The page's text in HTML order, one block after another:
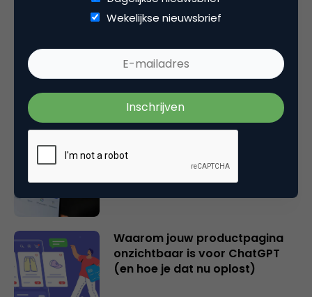
cijfers die wél je succes
bepalen!]
internet fundamenteel
Waarom jouw productpagina
onzichtbaar is voor ChatGPT
(en hoe je dat nu oplost)
Wekelijkse nieuwsbrief